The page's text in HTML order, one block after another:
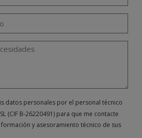
datos personales por el personal técnico
(CIF B-26220491) para que me contacte
y asesoramiento técnico de sus